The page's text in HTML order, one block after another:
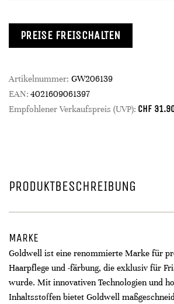
PREISE FREISCHALTEN
Artikelnummer: GW206139
EAN: 4021609061397
Empfohlener Verkaufspreis (UVP): CHF
PRODUKTBESCHREIBUNG
MARKE
Goldwell ist eine renommierte Marke für
Haarpflege und -färbung, die exklusiv für
wurde. Mit innovativen Technologien und
Inhaltsstoffen bietet Goldwell